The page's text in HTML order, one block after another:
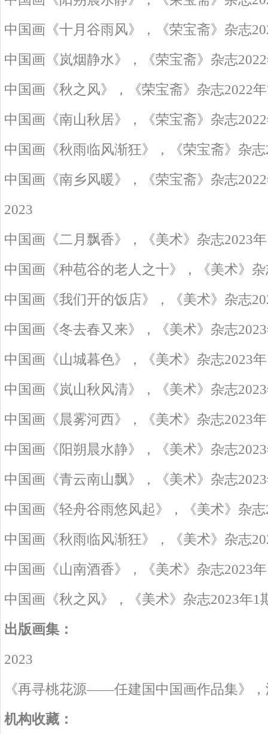
中国画《十月谷雨风》，《荣宝斋》杂志
中国画《岚烟静水》，《荣宝斋》杂志
中国画《秋之风》，《荣宝斋》杂志2022
中国画《南山秋居》，《荣宝斋》杂志
中国画《秋雨临风渐狂》，《荣宝斋》杂志
中国画《南乡风暖》，《荣宝斋》杂志
2023
中国画《二月飘香》，《美术》杂志2023
中国画《种苞谷的老人之十》，《美术》
中国画《我们开的饭店》，《美术》杂志
中国画《冬去春又来》，《美术》杂志
中国画《山城暮色》，《美术》杂志2023
中国画《岚山秋风清》，《美术》杂志
中国画《晨雾河西》，《美术》杂志2023
中国画《阳朔晨水静》，《美术》杂志
中国画《青云南山飘》，《美术》杂志
中国画《轻舟谷雨悠风起》，《美术》杂志
中国画《秋雨临风渐狂》，《美术》杂志
中国画《山南酒香》，《美术》杂志2023
中国画《秋之风》，《美术》杂志2023年1
出版画集：
2023
《再寻桃花源——任建国中国画作品集》
机构收藏：